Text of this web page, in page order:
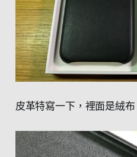
皮革特寫一下，裡面是絨